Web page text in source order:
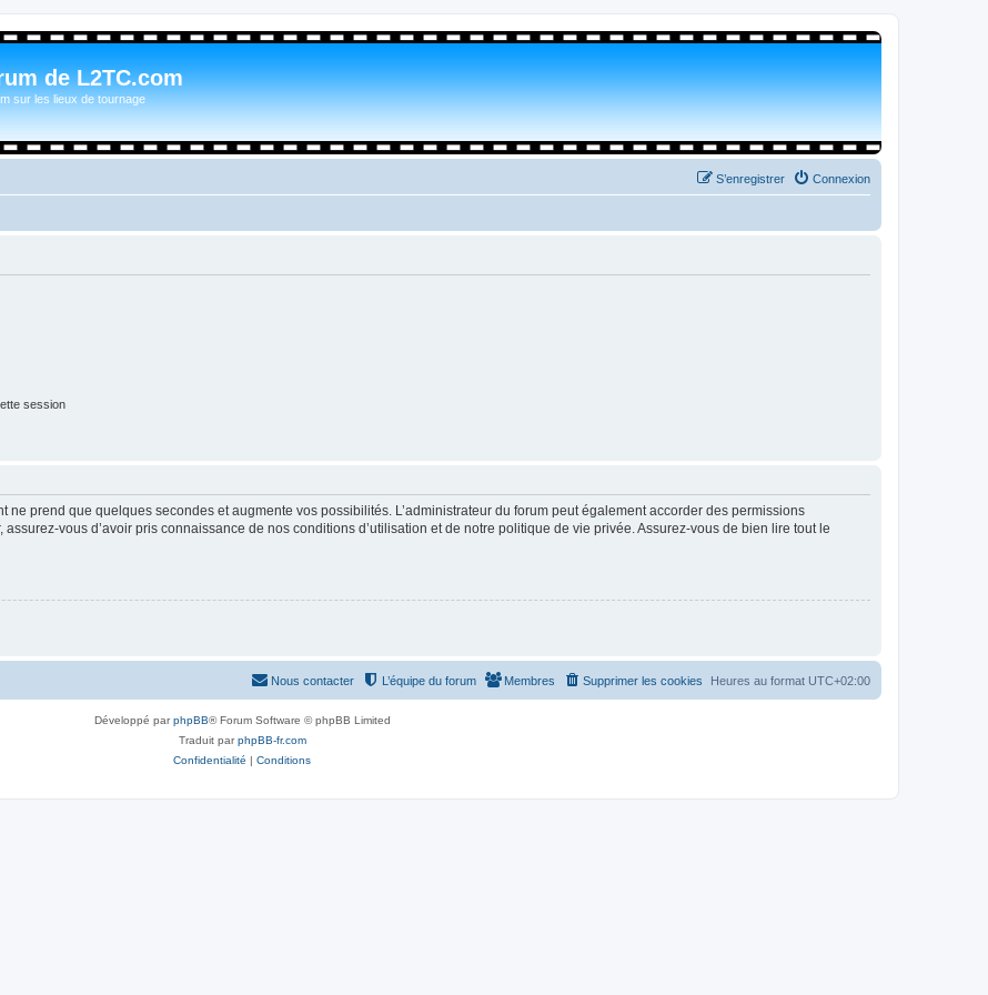
de L2TC.com
sur les lieux de tournage
Connexion
S’enregistrer
session
ne prend que quelques secondes et augmente vos possibilités. L’administrateur du forum peut également accorder des permissions
vous d’avoir pris connaissance de nos conditions d’utilisation et de notre politique de vie privée. Assurez-vous de bien lire tout le
Heures au format UTC+02:00
Supprimer les cookies
Membres
L’équipe du forum
Nous contacter
Développé parphpBB® Forum Software © phpBB Limited
Traduit parphpBB-fr.com
Confidentialité | Conditions